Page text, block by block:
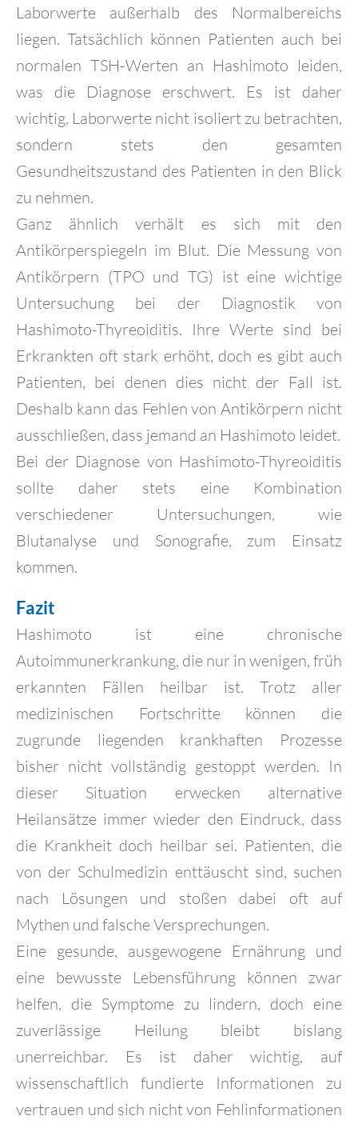
Laborwerte außerhalb des Normalbereichs
liegen. Tatsächlich können Patienten auch bei
normalen TSH-Werten an Hashimoto leiden,
was die Diagnose erschwert. Es ist daher
wichtig, Laborwerte nicht isoliert zu betrachten,
sondern stets den gesamten
Gesundheitszustand des Patienten in den Blick
zu nehmen.
Ganz ähnlich verhält es sich mit den
Antikörperspiegeln im Blut. Die Messung von
Antikörpern (TPO und TG) ist eine wichtige
Untersuchung bei der Diagnostik von
Hashimoto-Thyreoiditis. Ihre Werte sind bei
Erkrankten oft stark erhöht, doch es gibt auch
Patienten, bei denen dies nicht der Fall ist.
Deshalb kann das Fehlen von Antikörpern nicht
ausschließen, dass jemand an Hashimoto leidet.
Bei der Diagnose von Hashimoto-Thyreoiditis
sollte daher stets eine Kombination
verschiedener Untersuchungen, wie
Blutanalyse und Sonografie, zum Einsatz
kommen.
Fazit
Hashimoto ist eine chronische
Autoimmunerkrankung, die nur in wenigen, früh
erkannten Fällen heilbar ist. Trotz aller
medizinischen Fortschritte können die
zugrunde liegenden krankhaften Prozesse
bisher nicht vollständig gestoppt werden. In
dieser Situation erwecken alternative
Heilansätze immer wieder den Eindruck, dass
die Krankheit doch heilbar sei. Patienten, die
von der Schulmedizin enttäuscht sind, suchen
nach Lösungen und stoßen dabei oft auf
Mythen und falsche Versprechungen.
Eine gesunde, ausgewogene Ernährung und
eine bewusste Lebensführung können zwar
helfen, die Symptome zu lindern, doch eine
zuverlässige Heilung bleibt bislang
unerreichbar. Es ist daher wichtig, auf
wissenschaftlich fundierte Informationen zu
vertrauen und sich nicht von Fehlinformationen